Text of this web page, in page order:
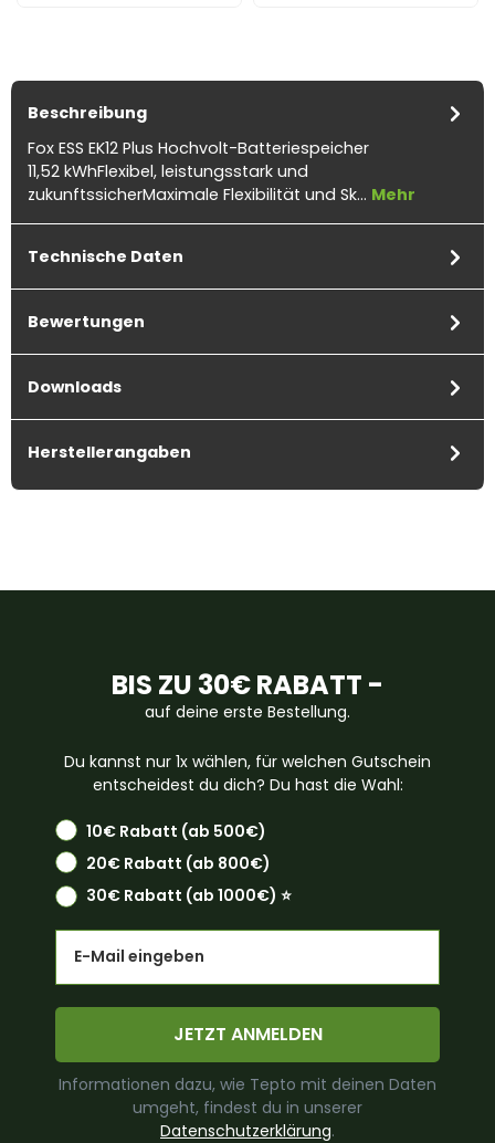
Beschreibung
Fox ESS EK12 Plus Hochvolt-Batteriespeicher
11,52 kWhFlexibel, leistungsstark und
zukunftssicherMaximale Flexibilität und Sk… Mehr
Technische Daten
Bewertungen
Downloads
Herstellerangaben
BIS ZU 30€ RABATT -
auf deine erste Bestellung.
Du kannst nur 1x wählen, für welchen Gutschein
entscheidest du dich? Du hast die Wahl:
10€ Rabatt (ab 500€)
20€ Rabatt (ab 800€)
30€ Rabatt (ab 1000€) ⭐️
JETZT ANMELDEN
Informationen dazu, wie Tepto mit deinen Daten
umgeht, findest du in unserer
Datenschutzerklärung.